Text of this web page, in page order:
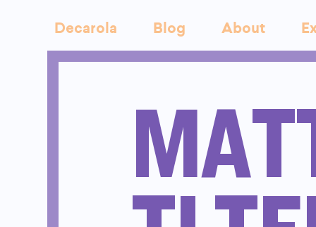
Decarola Blog About